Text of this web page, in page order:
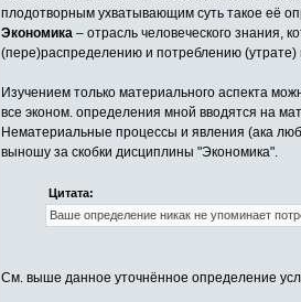
плодотворным ухватывающим суть такое её
Экономика – отрасль человеческого знания,
(пере)распределению и потреблению (утрате)
Изучением только материального аспекта
все эконом. определения мной вводятся на
Нематериальные процессы и явления (ака
выношу за скобки дисциплины "Экономика".
Цитата:
Ваше определение никак не упоминает
См. выше данное уточнённое определение